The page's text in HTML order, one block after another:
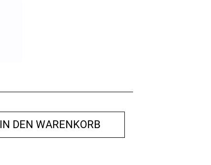
IN DEN WARENKORB